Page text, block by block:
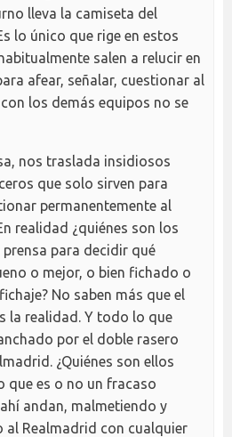
lleva la camiseta del
lo único que rige en estos
salen a relucir en
afear, señalar, cuestionar al
los demás equipos no se
nos traslada insidiosos
que solo sirven para
permanentemente al
realidad ¿quiénes son los
para decidir qué
o mejor, o bien fichado o
No saben más que el
la realidad. Y todo lo que
por el doble rasero
¿Quiénes son ellos
que es o no un fracaso
andan, malmetiendo y
al Realmadrid con cualquier